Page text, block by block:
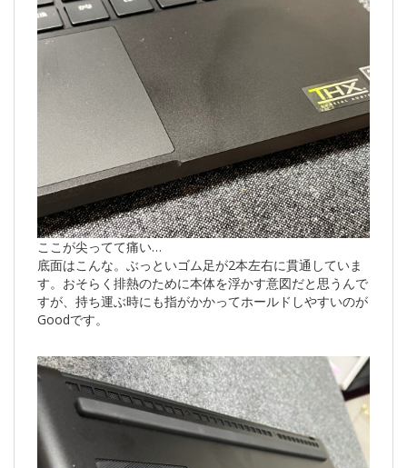
ここが尖ってて痛い…
底面はこんな。ぶっといゴム足が2本左右に貫通していま
す。おそらく排熱のために本体を浮かす意図だと思うんで
すが、持ち運ぶ時にも指がかかってホールドしやすいのが
Goodです。